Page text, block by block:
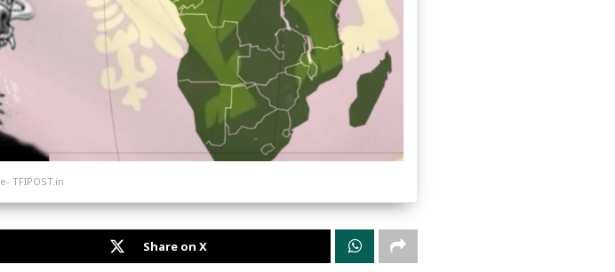
TFIPOST.in
Share on X